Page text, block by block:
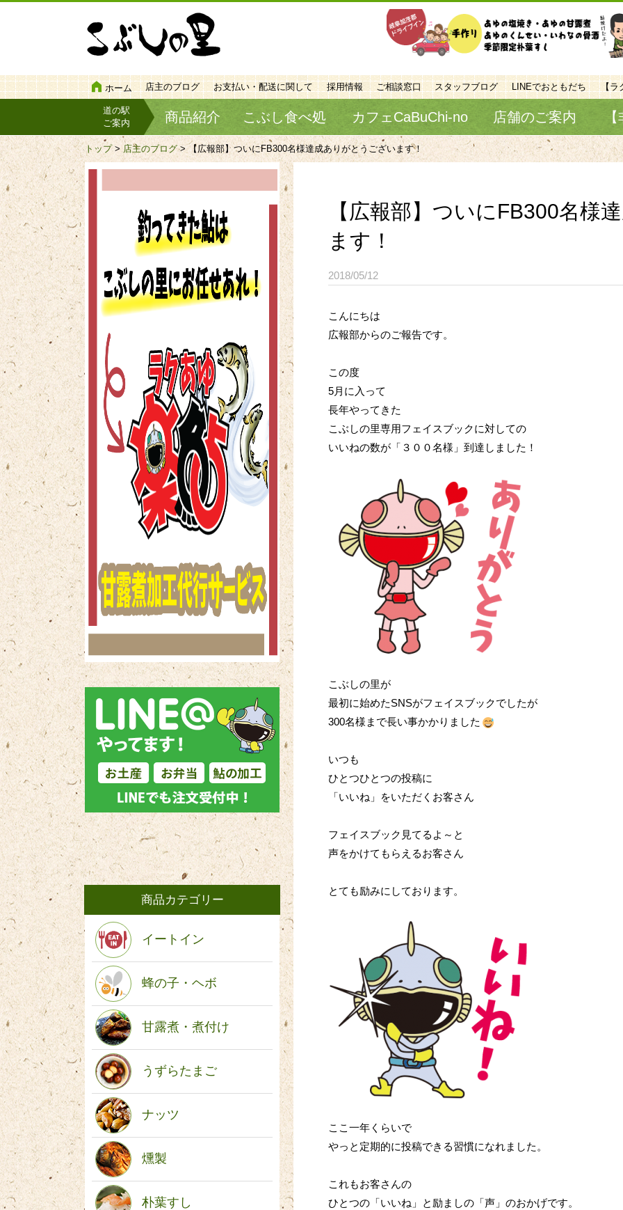
ホーム 店主のブログ お支払い・配送に関して 採用情報 ご相談窓口 スタッフブログ LINEでおともだち 【
道の駅
ご案内
商品紹介 こぶし食べ処 カフェCaBuChi-no 店舗のご案内
トップ>店主のブログ> 【広報部】ついにFB300名様達成ありがとうございます！
【広報部】ついにFB300名様
ます！
2018/05/12
こんにちは
広報部からのご報告です。
この度
5月に入って
長年やってきた
こぶしの里専用フェイスブックに対しての
いいねの数が「３００名様」到達しました！
こぶしの里が
最初に始めたSNSがフェイスブックでしたが
300名様まで長い事かかりました
いつも
ひとつひとつの投稿に
「いいね」をいただくお客さん
フェイスブック見てるよ～と
声をかけてもらえるお客さん
とても励みにしております。
ここ一年くらいで
やっと定期的に投稿できる習慣になれました。
これもお客さんの
ひとつの「いいね」と励ましの「声」のおかげです。
商品カテゴリー
イートイン
蜂の子・ヘボ
甘露煮・煮付け
うずらたまご
ナッツ
燻製
朴葉すし